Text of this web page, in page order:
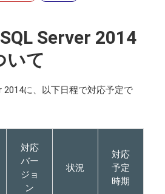
Server 2014
いて
に、以下日程で対応予定で
対応
バー
ジョ
ン
状況
対応
予定
時期